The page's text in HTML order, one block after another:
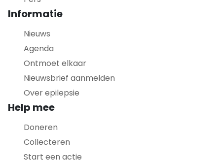
Informatie
Nieuws
Agenda
Ontmoet elkaar
Nieuwsbrief aanmelden
Over epilepsie
Help mee
Doneren
Collecteren
Start een actie